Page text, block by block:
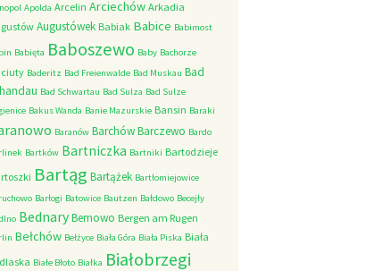
Apolda Arcelin Arciechów Arkadia
Augustówek Babiak Babice Babimost
Babięta Baboszewo Baby Bachorze
Baderitz Bad Freienwalde Bad Muskau Bad
Bad Schwartau Bad Sulza Bad Sulze
Bakus Wanda Banie Mazurskie Bansin Baraki
Baranów BarchówBarczewo Bardo
Bartków Bartniczka Bartniki Bartodzieje
Bartąg Bartążek Bartłomiejowice
Barłogi Batowice Bautzen Bałdowo Becejły
BednaryBemowo Bergen am Rugen
Bełchów Bełżyce Biała Góra Biała Piska Biała
Białe Błoto Białka Białobrzegi